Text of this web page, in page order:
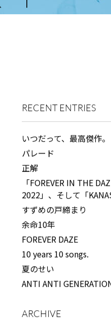
RECENT ENTRIES
いつだって、最高傑作。
パレード
正解
「FOREVER IN THE
2022」、そして「
すずめの戸締まり
余命10年
FOREVER DAZE
10 years 10 songs.
夏のせい
ANTI ANTI
ARCHIVE